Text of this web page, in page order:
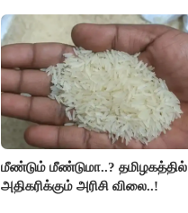
மீண்டும் மீண்டுமா..? தமிழகத்தில்
அதிகரிக்கும் அரிசி விலை..!